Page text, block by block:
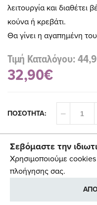
λειτουργία και διαθέτει
κούνα ή κρεβάτι.
Θα γίνει η αγαπημένη
Τιμή Καταλόγου:
32,90€
ΠΟΣΟΤΗΤΑ:
Σεβόμαστε την
Χρησιμοποιούμε cookies
πλοήγησης σας.